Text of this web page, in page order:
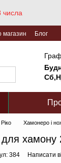
числа
магазин Блог
Хамонеро і
для
384 Написати